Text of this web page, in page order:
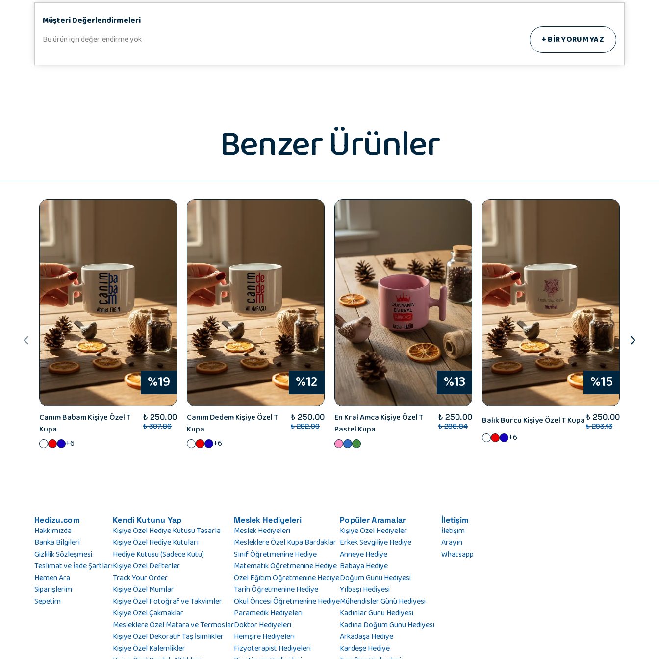
Müşteri Değerlendirmeleri
Bu ürün için değerlendirme yok
+BİR YORUM YAZ
Benzer Ürünler
%19
Canım Babam Kişiye Özel T
Kupa
₺ 250.00
₺ 307.86
+6
%12
Canım Dedem Kişiye Özel T
Kupa
₺ 250.00
₺ 282.99
+6
%13
En Kral Amca Kişiye Özel T
Pastel Kupa
₺ 250.00
₺ 286.84
%15
Balık Burcu Kişiye Özel T Kupa₺ 250.00
₺ 293.13
+6
Hedizu.com
Hakkımızda
Banka Bilgileri
Gizlilik Sözleşmesi
Teslimat ve İade Şartları
Hemen Ara
Siparişlerim
Sepetim
Kendi Kutunu Yap
Kişiye Özel Hediye Kutusu Tasarla
Kişiye Özel Hediye Kutuları
Hediye Kutusu (Sadece Kutu)
Kişiye Özel Defterler
Track Your Order
Kişiye Özel Mumlar
Kişiye Özel Fotoğraf ve Takvimler
Kişiye Özel Çakmaklar
Mesleklere Özel Matara ve Termoslar
Kişiye Özel Dekoratif Taş İsimlikler
Kişiye Özel Kalemlikler
Meslek Hediyeleri
Meslek Hediyeleri
Mesleklere Özel Kupa Bardaklar
Sınıf Öğretmenine Hediye
Matematik Öğretmenine Hediye
Özel Eğitim Öğretmenine Hediye
Tarih Öğretmenine Hediye
Okul Öncesi Öğretmenine Hediye
Paramedik Hediyeleri
Doktor Hediyeleri
Hemşire Hediyeleri
Fizyoterapist Hediyeleri
Popüler Aramalar
Kişiye Özel Hediyeler
Erkek Sevgiliye Hediye
Anneye Hediye
Babaya Hediye
Doğum Günü Hediyesi
Yılbaşı Hediyesi
Mühendisler Günü Hediyesi
Kadınlar Günü Hediyesi
Kadına Doğum Günü Hediyesi
Arkadaşa Hediye
Kardeşe Hediye
İletişim
İletişim
Arayın
Whatsapp